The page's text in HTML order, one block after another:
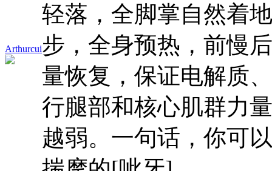
Arthurcui
轻落，全脚掌自然着
步，全身预热，前慢
量恢复，保证电解质
行腿部和核心肌群力
越弱。一句话，你可